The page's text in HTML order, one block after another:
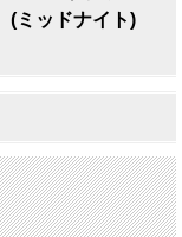
(ミッドナイト)